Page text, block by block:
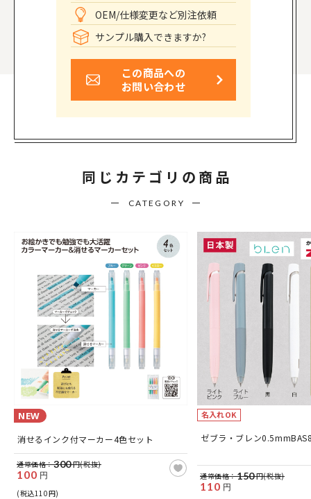
OEM/仕様変更など別注依頼
サンプル購入できますか?
この商品への
お問い合わせ
同じカテゴリの商品
CATEGORY
NEW
消せるインク付マーカー4色セット
通常価格：300円(税抜)
100 円
(税込110円)
名入れOK
ゼブラ・ブレン
通常価格：150円(税抜)
110 円